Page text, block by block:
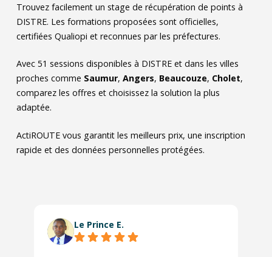
Trouvez facilement un stage de récupération de points à
DISTRE. Les formations proposées sont officielles,
certifiées Qualiopi et reconnues par les préfectures.
Avec 51 sessions disponibles à DISTRE et dans les villes
proches comme Saumur, Angers, Beaucouze, Cholet,
comparez les offres et choisissez la solution la plus
adaptée.
ActiROUTE vous garantit les meilleurs prix, une inscription
rapide et des données personnelles protégées.
Le Prince E.